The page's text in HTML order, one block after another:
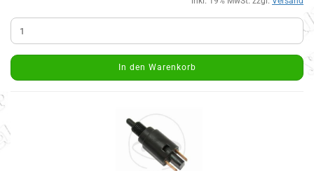
In den Warenkorb